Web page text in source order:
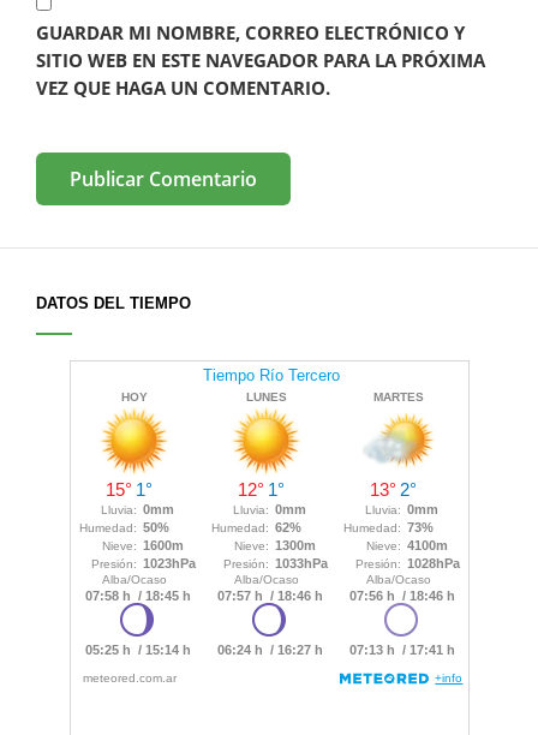
GUARDAR MI NOMBRE, CORREO ELECTRÓNICO Y
SITIO WEB EN ESTE NAVEGADOR PARA LA PRÓXIMA
VEZ QUE HAGA UN COMENTARIO.
DATOS DEL TIEMPO